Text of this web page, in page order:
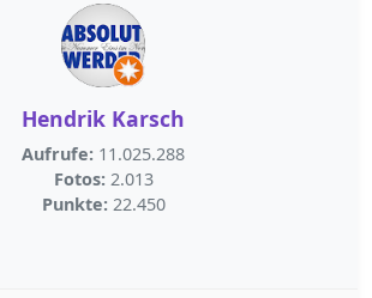
Hendrik Karsch
Aufrufe: 11.025.288
Fotos: 2.013
Punkte: 22.450